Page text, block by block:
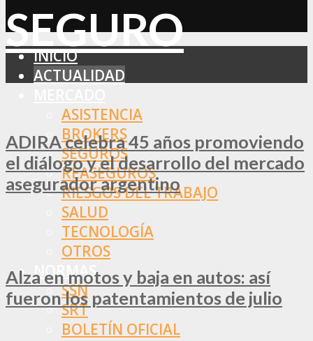
INICIO
ACTUALIDAD
ASISTENCIA
BROKERS
SEGUROS
REASEGUROS
RIESGOS DEL TRABAJO
SALUD
TECNOLOGÍA
OTROS
NORMAS
SSN
SRT
BOLETÍN OFICIAL
ADIRA celebra 45 años promoviendo
el diálogo y el desarrollo del mercado
asegurador argentino
Alza en motos y baja en autos: así
fueron los patentamientos de julio